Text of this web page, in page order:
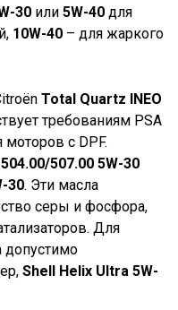
30 или5W-40 для
10W-40 – для жаркого
Total Quartz INEO
требованиям PSA
с DPF.
507.00 5W-30
30. Эти масла
серы и фосфора,
Для
допустимо
Shell Helix Ultra 5W-